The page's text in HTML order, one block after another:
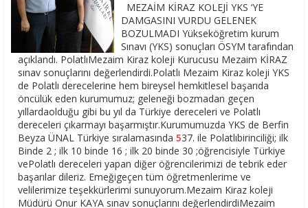
MEZAİM KİRAZ KOLEJİ YKS ‘YE
DAMGASINI VURDU GELENEK
BOZULMADI Yükseköğretim kurum
Sınavı (YKS) sonuçları ÖSYM tarafından
açıklandı. PolatlıMezaim Kiraz koleji Kurucusu Mezaim KİRAZ
sınav sonuçlarını değerlendirdi.Polatlı Mezaim Kiraz koleji YKS
de Polatlı derecelerine hem bireysel hemkitlesel başarıda
öncülük eden kurumumuz; geleneği bozmadan geçen
yıllardaolduğu gibi bu yıl da Türkiye dereceleri ve Polatlı
dereceleri çıkarmayı başarmıştır.Kurumumuzda YKS de Berfin
Beyza ÜNAL Türkiye sıralamasında 537. ile Polatlıbirinciliği; ilk
Binde 2 ; ilk 10 binde 16 ; ilk 20 binde 30 ;öğrencisiyle Türkiye
vePolatlı dereceleri yapan diğer öğrencilerimizi de tebrik eder
başarılar dileriz. Emeğigeçen tüm öğretmenlerime ve
velilerimize teşekkürlerimi sunuyorum.Mezaim Kiraz koleji
Müdürü Onur KAYA sınav sonuçlarını değerlendirdiMezaim